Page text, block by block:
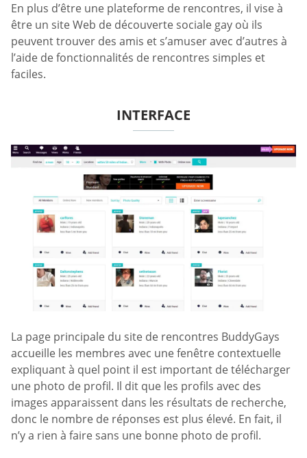
En plus d’être une plateforme de rencontres, il vise à
être un site Web de découverte sociale gay où ils
peuvent trouver des amis et s’amuser avec d’autres à
l’aide de fonctionnalités de rencontres simples et
faciles.
INTERFACE
La page principale du site de rencontres BuddyGays
accueille les membres avec une fenêtre contextuelle
expliquant à quel point il est important de télécharger
une photo de profil. Il dit que les profils avec des
images apparaissent dans les résultats de recherche,
donc le nombre de réponses est plus élevé. En fait, il
n’y a rien à faire sans une bonne photo de profil.